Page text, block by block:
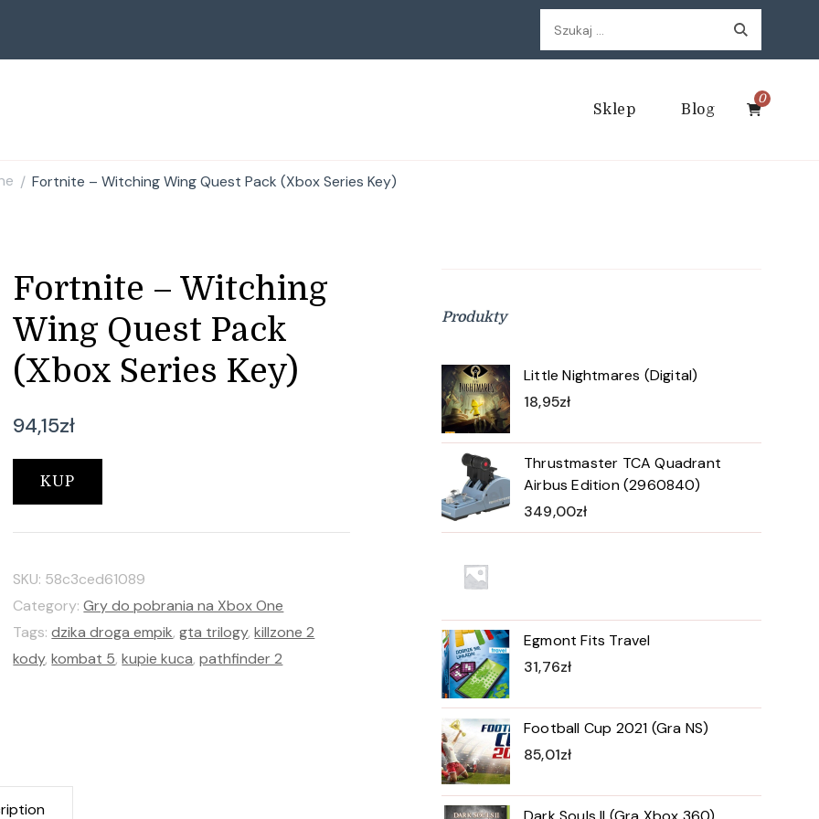
Szukaj:
Sklep Blog
0
/ Fortnite – Witching Wing Quest Pack (Xbox Series Key)
Fortnite – Witching
Wing Quest Pack
(Xbox Series Key)
94,15zł
KUP
SKU: 58c3ced61089
Category:Gry do pobrania na Xbox One
Tags:dzika droga empik,gta trilogy,killzone 2
kody,kombat 5,kupie kuca,pathfinder 2
Produkty
Little Nightmares (Digital)
18,95zł
Thrustmaster TCA Quadrant
Airbus Edition (2960840)
349,00zł
Egmont Fits Travel
31,76zł
Football Cup 2021 (Gra NS)
85,01zł